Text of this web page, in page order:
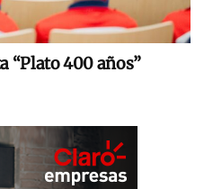
“Plato 400 años”